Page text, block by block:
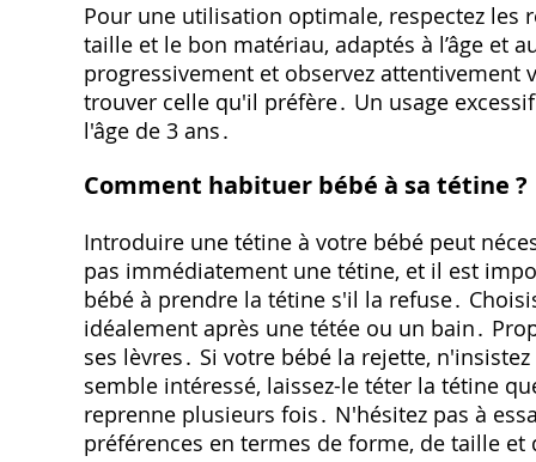
Pour une utilisation optimale, respectez les
taille et le bon matériau, adaptés à l’âge et
progressivement et observez attentivement
trouver celle qu'il préfère․ Un usage
l'âge de 3 ans․
Comment habituer bébé à sa tétine ?
Introduire une tétine à votre bébé peut
pas immédiatement une tétine, et il est
bébé à prendre la tétine s'il la refuse․
idéalement après une tétée ou un bain․
ses lèvres․ Si votre bébé la rejette,
semble intéressé, laissez-le téter la tétine
reprenne plusieurs fois․ N'hésitez pas à
préférences en termes de forme, de taille